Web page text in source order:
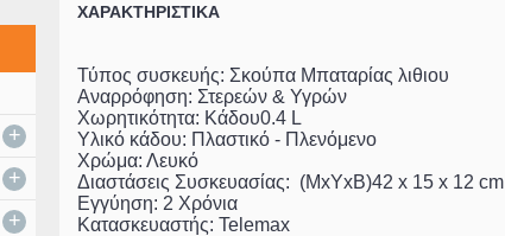
+
+
+
ΧΑΡΑΚΤΗΡΙΣΤΙΚΑ
Τύπος συσκευής: Σκούπα Μπαταρίας λιθιου
Αναρρόφηση: Στερεών & Υγρών
Χωρητικότητα: Kάδου0.4 L
Υλικό κάδου: Πλαστικό - Πλενόμενο
Χρώμα: Λευκό
Διαστάσεις Συσκευασίας: (ΜxΥxΒ)42 x 15 x 12 cm
Εγγύηση: 2 Χρόνια
Κατασκευαστής: Telemax